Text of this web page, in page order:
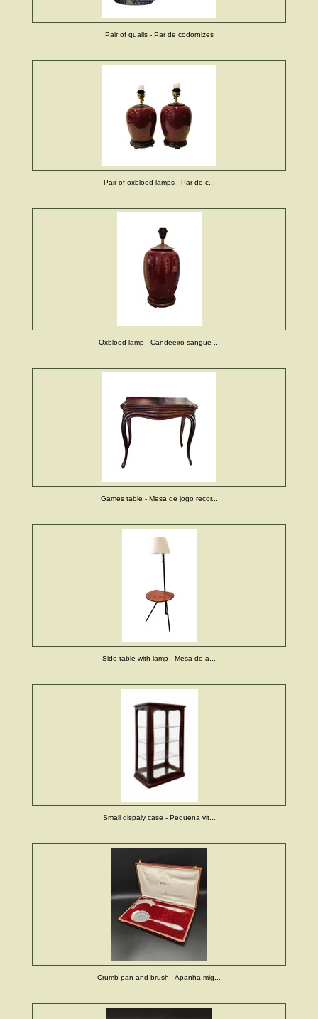
Pair of quails - Par de codornizes
Pair of oxblood lamps - Par de c...
Oxblood lamp - Candeeiro sangue-...
Games table - Mesa de jogo recor...
Side table with lamp - Mesa de a...
Small dispaly case - Pequena vit...
Crumb pan and brush - Apanha mig...